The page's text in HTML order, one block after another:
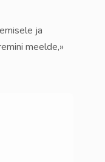
ja
meelde,»